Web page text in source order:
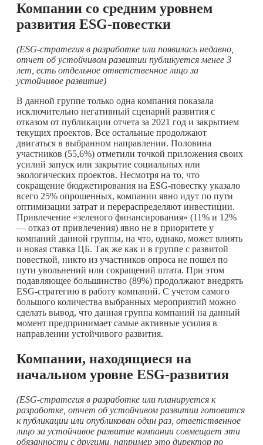
Компании со средним уровнем
развития ESG-повестки
(ESG-стратегия в разработке или появилась недавно,
отчет об устойчивом развитии публикуется менее 3
лет, есть отдельное ответственное лицо за
устойчивое развитие)
В данной группе только одна компания показала
исключительно негативный сценарий развития с
отказом от публикации отчета за 2021 год и закрытием
текущих проектов. Все остальные продолжают
двигаться в выбранном направлении. Половина
участников (55,6%) отметили точкой приложения своих
усилий запуск или закрытие социальных или
экологических проектов. Несмотря на то, что
сокращение бюджетирования на ESG-повестку указало
всего 25% опрошенных, компании явно идут по пути
оптимизации затрат и перераспределяют инвестиции.
Привлечение «зеленого финансирования» (11% и 12%
— отказ от привлечения) явно не в приоритете у
компаний данной группы, на что, однако, может влиять
и новая ставка ЦБ. Так же как и в группе с развитой
повесткой, никто из участников опроса не пошел по
пути увольнений или сокращений штата. При этом
подавляющее большинство (89%) продолжают внедрять
ESG-стратегию в работу компаний. С учетом самого
большого количества выбранных мероприятий можно
сделать вывод, что данная группа компаний на данный
момент предпринимает самые активные усилия в
направлении устойчивого развития.
Компании, находящиеся на
начальном уровне ESG-развития
(ESG-стратегия в разработке или планируется к
разработке, отчет об устойчивом развитии готовится
к публикации или опубликован один раз, ответственное
лицо за устойчивое развитие компании совмещает эти
обязанности с другими, например это директор по